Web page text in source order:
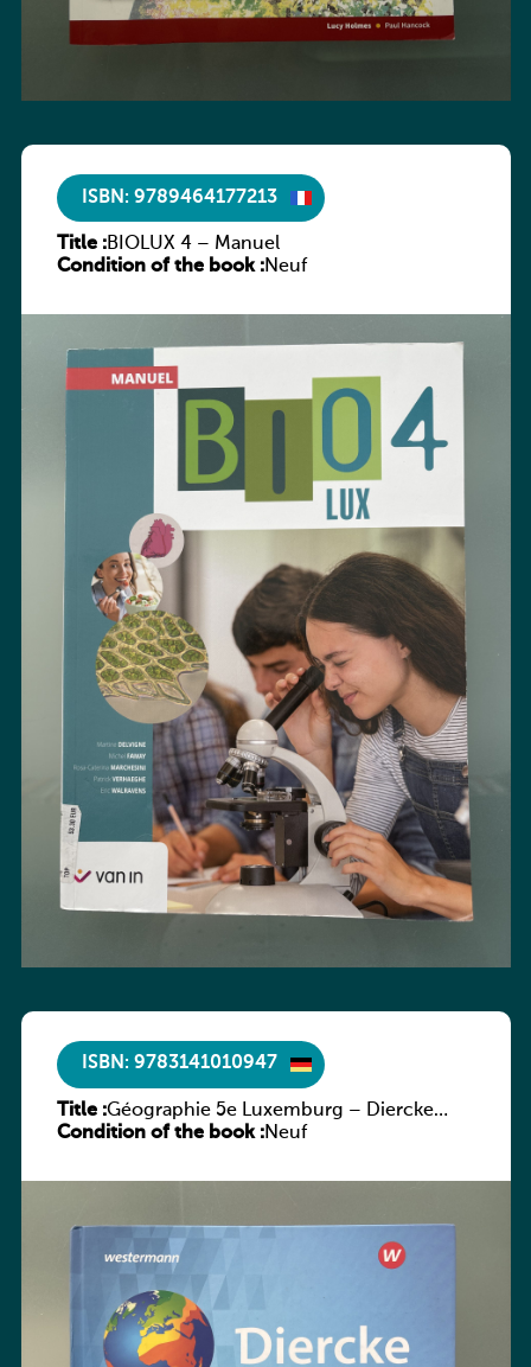
ISBN: 9789464177213
Title :BIOLUX 4 – Manuel
Condition of the book :Neuf
ISBN: 9783141010947
Title :Géographie 5e Luxemburg – Diercke
Praxis
Condition of the book :Neuf